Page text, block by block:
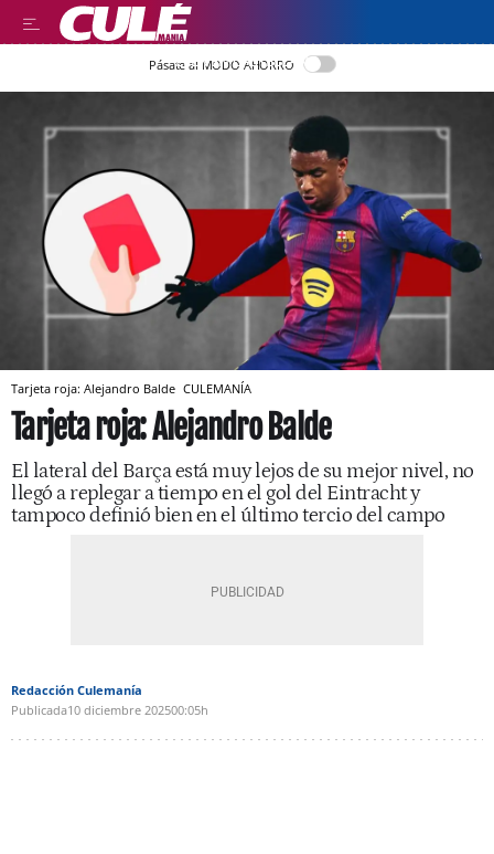
LEER EN CASTELLANO
Pásate al MODO AHORRO
Tarjeta roja: Alejandro Balde CULEMANÍA
Tarjeta roja: Alejandro Balde
El lateral del Barça está muy lejos de su mejor nivel, no
llegó a replegar a tiempo en el gol del Eintracht y
tampoco definió bien en el último tercio del campo
Redacción Culemanía
Publicada10 diciembre 202500:05h